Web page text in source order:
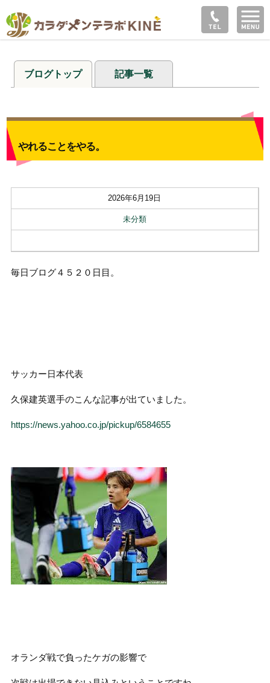
ブログトップ 記事一覧
やれることをやる。
2026年6月19日
未分類
毎日ブログ４５２０日目。
サッカー日本代表
久保建英選手のこんな記事が出ていました。
https://news.yahoo.co.jp/pickup/6584655
オランダ戦で負ったケガの影響で